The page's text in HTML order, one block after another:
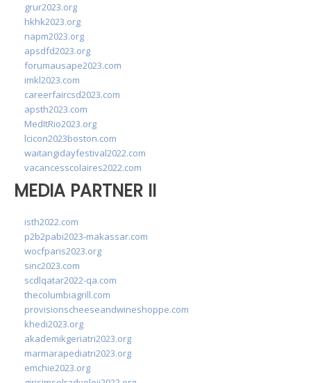
grur2023.org
hkhk2023.org
napm2023.org
apsdfd2023.org
forumausape2023.com
imkl2023.com
careerfaircsd2023.com
apsth2023.com
MedItRio2023.org
lcicon2023boston.com
waitangidayfestival2022.com
vacancesscolaires2022.com
MEDIA PARTNER II
isth2022.com
p2b2pabi2023-makassar.com
wocfparis2023.org
sinc2023.com
scdlqatar2022-qa.com
thecolumbiagrill.com
provisionscheeseandwineshoppe.com
khedi2023.org
akademikgeriatri2023.org
marmarapediatri2023.org
emchie2023.org